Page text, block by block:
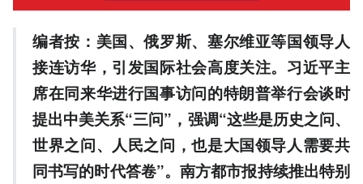
编者按：美国、俄罗斯、塞尔维亚等国领导人
接连访华，引发国际社会高度关注。习近平主
席在同来华进行国事访问的特朗普举行会谈时
提出中美关系“三问”，强调“这些是历史之问、
世界之问、人民之问，也是大国领导人需要共
同书写的时代答卷”。南方都市报持续推出特别